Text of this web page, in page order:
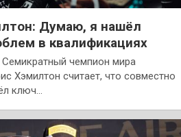
Думаю, я нашёл
в квалификациях
чемпион мира
Хэмилтон считает, что совместно
ключ…